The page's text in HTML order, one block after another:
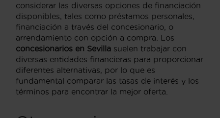
considerar las diversas opciones de financiación
disponibles, tales como préstamos personales,
financiación a través del concesionario, o
arrendamiento con opción a compra. Los
concesionarios en Sevilla suelen trabajar con
diversas entidades financieras para proporcionar
diferentes alternativas, por lo que es
fundamental comparar las tasas de interés y los
términos para encontrar la mejor oferta.